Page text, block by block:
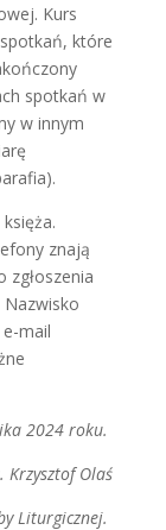
Kurs
które
spotkań w
w innym
znają
zgłoszenia
mail
2024 roku.
Krzysztof Olaś
Liturgicznej.